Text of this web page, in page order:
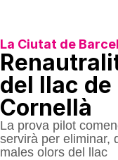
La Ciutat de
del llac de
Cornellà
La prova pilot
servirà per eliminar,
males olors del llac